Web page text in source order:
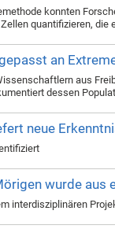
konnten
quantifizieren,
an
aus
dessen
neue
wurde
interdisziplinären